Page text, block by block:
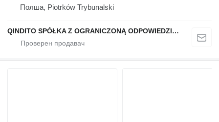
Полша, Piotrków Trybunalski
QINDITO SPÓŁKA Z OGRANICZONĄ ODPOWIEDZIALNOŚCIĄ